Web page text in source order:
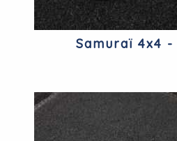
Samuraï 4x4